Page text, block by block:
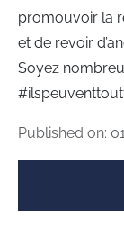
promouvoir la
et de revoir
Soyez
Published on: